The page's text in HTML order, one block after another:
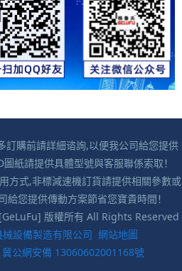
訂購前請詳細谘詢,以便我公司給您提供
紙請提供具體型號與客服聯係索取！
方式,非標減速機訂貨請提供相關參數或
給您提供傳動方案節省您寶貴時間！
版權所有 All Rights Reserved
設備製造有限公司 網站地圖
冀公網安備 13060602001168號